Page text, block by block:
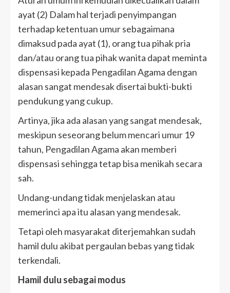
ayat (2) Dalam hal terjadi penyimpangan
terhadap ketentuan umur sebagaimana
dimaksud pada ayat (1), orang tua pihak pria
dan/atau orang tua pihak wanita dapat meminta
dispensasi kepada Pengadilan Agama dengan
alasan sangat mendesak disertai bukti-bukti
pendukung yang cukup.
Artinya, jika ada alasan yang sangat mendesak,
meskipun seseorang belum mencari umur 19
tahun, Pengadilan Agama akan memberi
dispensasi sehingga tetap bisa menikah secara
sah.
Undang-undang tidak menjelaskan atau
memerinci apa itu alasan yang mendesak.
Tetapi oleh masyarakat diterjemahkan sudah
hamil dulu akibat pergaulan bebas yang tidak
terkendali.
Hamil dulu sebagai modus